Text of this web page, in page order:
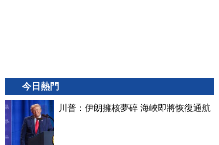
今日熱門
川普：伊朗擁核夢碎 海峽即將恢復通航